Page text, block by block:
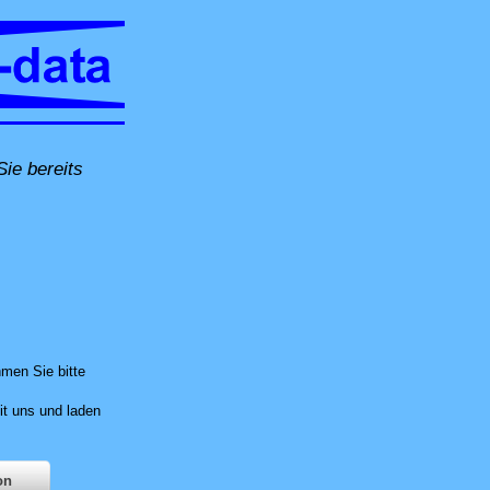
bereits
per Fernwartung oder in unserer Computer-Werkstatt in Untersiggenthal
Sie bitte
uns und laden